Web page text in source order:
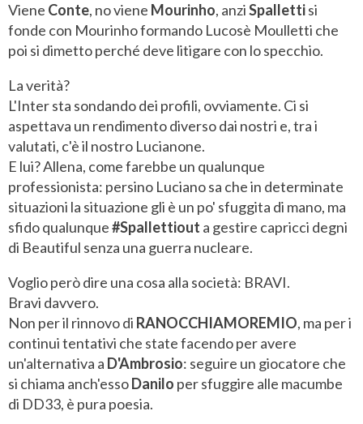
Viene Conte, no viene Mourinho, anziSpallettisi
fonde con Mourinho formando Lucosè Moulletti che
poi si dimetto perché deve litigare con lo specchio.
La verità?
L'Inter sta sondando dei profili, ovviamente. Ci si
aspettava un rendimento diverso dai nostri e, tra i
valutati, c'è il nostro Lucianone.
E lui? Allena, come farebbe un qualunque
professionista: persino Luciano sa che in determinate
situazioni la situazione gli è un po' sfuggita di mano, ma
sfido qualunque#Spallettiout a gestire capricci degni
di Beautiful senza una guerra nucleare.
Voglio però dire una cosa alla società: BRAVI.
Bravi davvero.
Non per il rinnovo di RANOCCHIAMOREMIO, ma per i
continui tentativi che state facendo per avere
un'alternativa a D'Ambrosio: seguire un giocatore che
si chiama anch'essoDanilo per sfuggire alle macumbe
di DD33, è pura poesia.